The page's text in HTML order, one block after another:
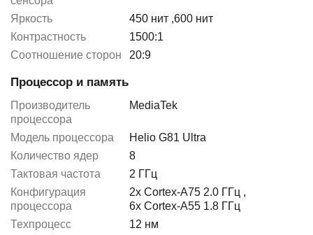
Яркость 450 нит ,600 нит
Контрастность
1500:1
Соотношение сторон
20:9
Процессор и память
Производитель
процессора
MediaTek
Модель процессора
Helio G81 Ultra
Количество ядер
8
Тактовая частота
2 ГГц
Конфигурация
процессора
2x Cortex-A75 2.0 ГГц ,
6x Cortex-A55 1.8 ГГц
Техпроцесс
12 нм